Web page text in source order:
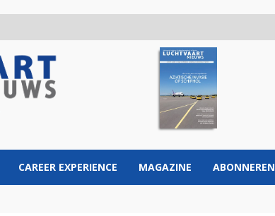
CAREER EXPERIENCE MAGAZINE ABONNEREN